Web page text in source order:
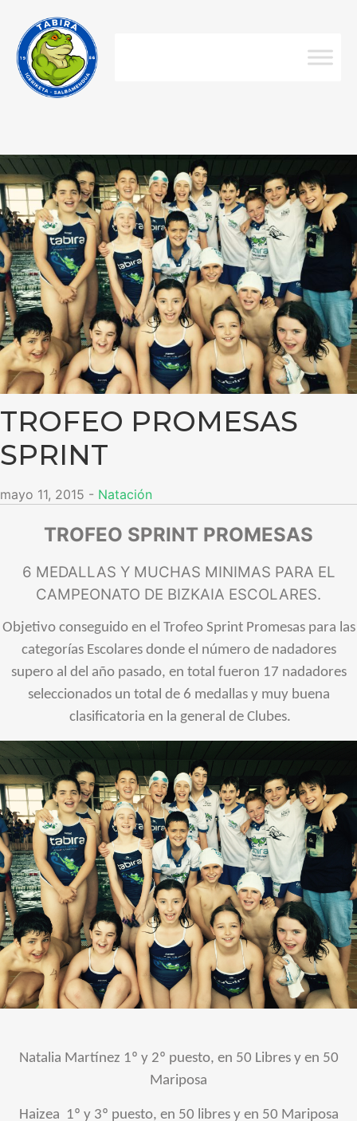
TROFEO PROMESAS
SPRINT
mayo 11, 2015 - Natación
TROFEO SPRINT PROMESAS
6 MEDALLAS Y MUCHAS MINIMAS PARA EL
CAMPEONATO DE BIZKAIA ESCOLARES.
Objetivo conseguido en el Trofeo Sprint Promesas para las
categorías Escolares donde el número de nadadores
supero al del año pasado, en total fueron 17 nadadores
seleccionados un total de 6 medallas y muy buena
clasificatoria en la general de Clubes.
Natalia Martínez 1º y 2º puesto, en 50 Libres y en 50
Mariposa
Haizea 1º y 3º puesto, en 50 libres y en 50 Mariposa